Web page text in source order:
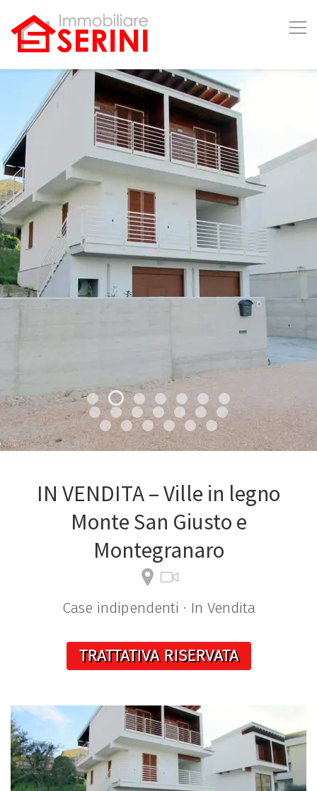
IN VENDITA – Ville in legno
Monte San Giusto e
Montegranaro
Case indipendenti · In Vendita
TRATTATIVA RISERVATA